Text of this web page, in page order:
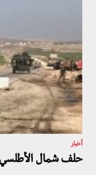
أخبار
حلف شمال الأطلسي